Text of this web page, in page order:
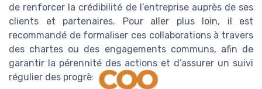
de renforcer la crédibilité de l’entreprise auprès de ses
clients et partenaires. Pour aller plus loin, il est
recommandé de formaliser ces collaborations à travers
des chartes ou des engagements communs, afin de
garantir la pérennité des actions et d’assurer un suivi
régulier des progrès réalisés.